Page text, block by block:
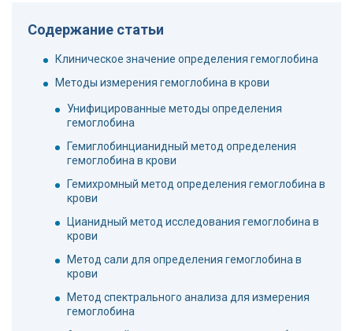
Содержание статьи
Клиническое значение определения гемоглобина
Методы измерения гемоглобина в крови
Унифицированные методы определения
гемоглобина
Гемиглобинцианидный метод определения
гемоглобина в крови
Гемихромный метод определения гемоглобина в
крови
Цианидный метод исследования гемоглобина в
крови
Метод сали для определения гемоглобина в
крови
Метод спектрального анализа для измерения
гемоглобина